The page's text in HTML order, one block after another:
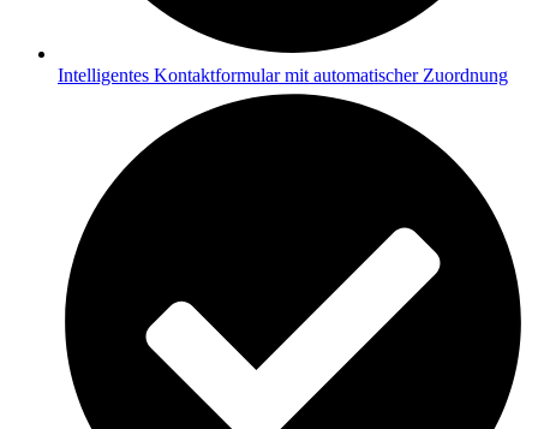
Intelligentes Kontaktformular mit automatischer Zuordnung